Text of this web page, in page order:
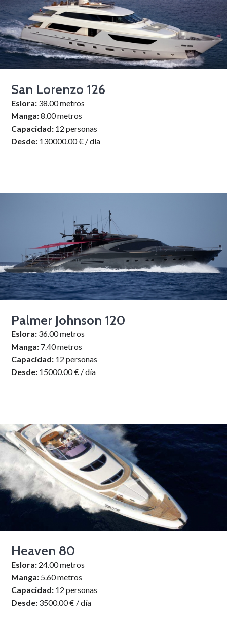
San Lorenzo 126
Eslora: 38.00 metros
Manga:8.00 metros
Capacidad: 12 personas
Desde: 130000.00 € / día
Palmer Johnson 120
Eslora: 36.00 metros
Manga: 7.40 metros
Capacidad: 12 personas
Desde: 15000.00 € / día
Heaven 80
Eslora: 24.00 metros
Manga: 5.60 metros
Capacidad: 12 personas
Desde: 3500.00 € / día